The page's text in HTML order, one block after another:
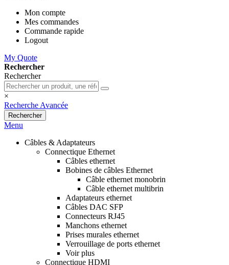
Mon compte
Mes commandes
Commande rapide
Logout
My Quote
Rechercher
Rechercher
×
Recherche Avancée
Rechercher
Menu
Câbles & Adaptateurs
Connectique Ethernet
Câbles ethernet
Bobines de câbles Ethernet
Câble ethernet monobrin
Câble ethernet multibrin
Adaptateurs ethernet
Câbles DAC SFP
Connecteurs RJ45
Manchons ethernet
Prises murales ethernet
Verrouillage de ports ethernet
Voir plus
Connectique HDMI